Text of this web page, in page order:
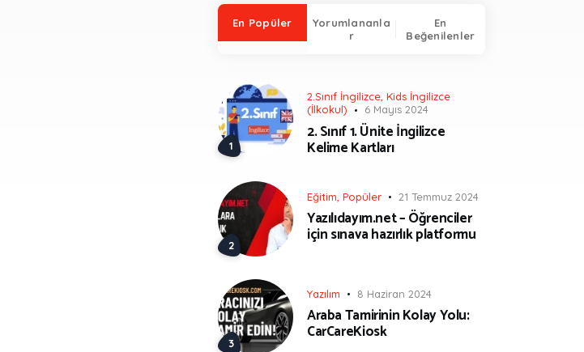
En Popüler
Yorumlananla
r
En
Beğenilenler
2.Sınıf İngilizce, Kids İngilizce
(İlkokul)
6 Mayıs 2024
2. Sınıf 1. Ünite İngilizce
Kelime Kartları
Eğitim Popüler 21 Temmuz 2024
Yazılıdayım.net – Öğrenciler
için sınava hazırlık platformu
Yazılım 8 Haziran 2024
Araba Tamirinin Kolay Yolu:
CarCareKiosk